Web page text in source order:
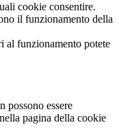
cookie consentire.
il funzionamento della
al funzionamento potete
possono essere
pagina della cookie